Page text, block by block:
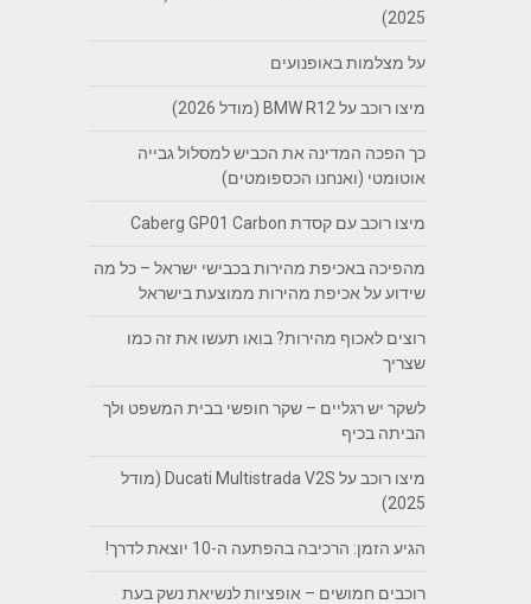
על מצלמות באופנועים
מיצו רוכב על BMW R12 (מודל 2026)
כך הפכה המדינה את הכביש למסלול גבייה
אוטומטי (ואנחנו הכספומטים)
מיצו רוכב עם קסדת Caberg GP01 Carbon
מהפיכה באכיפת מהירות בכבישי ישראל – כל מה
שידוע על אכיפת מהירות ממוצעת בישראל
רוצים לאכוף מהירות? בואו תעשו את זה כמו
שצריך
לשקר יש רגליים – שקר חופשי בבית המשפט ולך
הביתה בכיף
מיצו רוכב על Ducati Multistrada V2S (מודל
הגיע הזמן: הרכיבה בהפתעה ה-10 יוצאת לדרך!
רוכבים חמושים – אופציות לנשיאת נשק בעת